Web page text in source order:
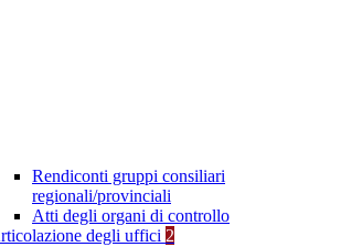
Rendiconti gruppi consiliari
regionali/provinciali
Atti degli organi di controllo
degli uffici 2